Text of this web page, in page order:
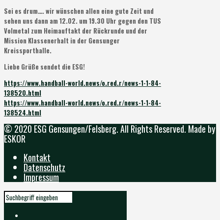
Sei es drum…. wir wünschen allen eine gute Zeit und
sehen uns dann am 12.02. um 19.30 Uhr gegen den TUS
Volmetal zum Heimauftakt der Rückrunde und der
Mission Klassenerhalt in der Gensunger
Kreissporthalle.
Liebe Grüße sendet die ESG!
https://www.handball-world.news/o.red.r/news-1-1-84-
138520.html
https://www.handball-world.news/o.red.r/news-1-1-84-
138524.html
© 2020 ESG Gensungen/Felsberg. All Rights Reserved. Made by
ESKOR
Kontakt
Datenschutz
Impressum